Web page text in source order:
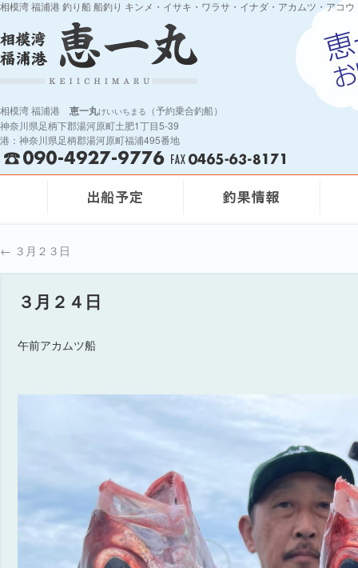
相模湾 福浦港 釣り船 船釣り キンメ・イサキ・ワラサ・イナダ・アカムツ・アコ
相模湾 福浦港 恵一丸けいいちまる
（予約乗合釣船）
神奈川県足柄下郡湯河原町土肥1丁目5-39
港：神奈川県足柄郡湯河原町福浦495番地
← ３月２３日
３月２４日
午前アカムツ船